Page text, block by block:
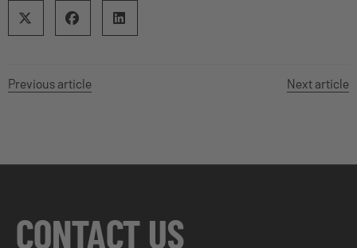
Previous article Next article
CONTACT US